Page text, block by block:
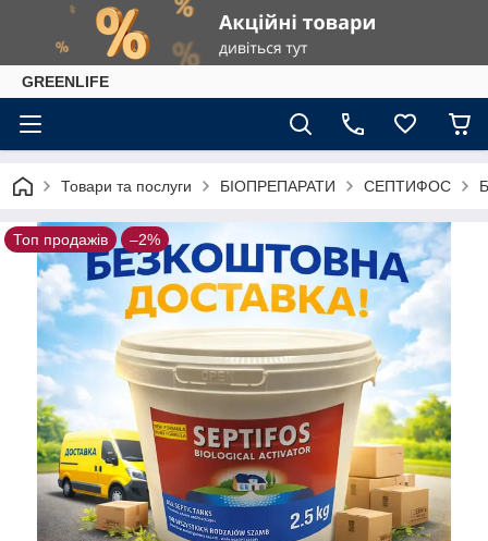
GREENLIFE
Товари та послуги БІОПРЕПАРАТИ СЕПТИФОС
Топ продажів –2%